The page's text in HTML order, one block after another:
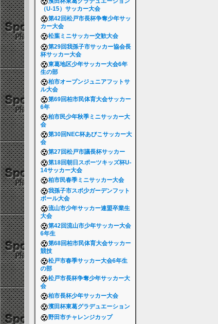
（U-15）サッカー大会
第42回松戸市長杯争奪少年サッ
カー大会
松葉ミニサッカー交歓大会
第29回我孫子市サッカー協会長
杯サッカー大会
東葛地区少年サッカー大会6年
生の部
柏市オープンジュニアフットサ
ル大会
第69回柏市民体育大会サッカー
6年
柏市民少年秋季ミニサッカー大
会
第30回NEC杯あびこサッカー大
会
第27回松戸市議長杯サッカー
第18回朝日スポーツキッズ杯U-
14サッカー大会
柏市民春季ミニサッカー大会
我孫子市スポ少ガーデンフット
ボール大会
流山市少年サッカー連盟卒業生
大会
第42回流山市少年サッカー大会
6年生
第68回柏市民体育大会サッカー
競技
松戸市春季サッカー大会6年生
の部
松戸市長杯争奪少年サッカー大
会
柏市長杯少年サッカー大会
濱田杯東葛グラデュエーション
野田市チャレンジカップ